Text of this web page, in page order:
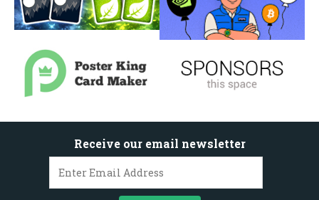
Receive our email newsletter